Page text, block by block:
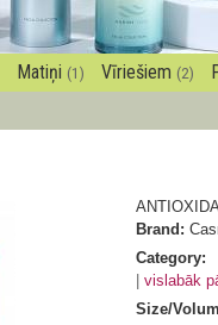
Matiņi (1) Vīriešiem (2)
Brand:
Category:
vislabāk
Size/